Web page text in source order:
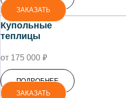
ЗАКАЗАТЬ
Купольные
теплицы
от 175 000 ₽
ПОДРОБНЕЕ
ЗАКАЗАТЬ